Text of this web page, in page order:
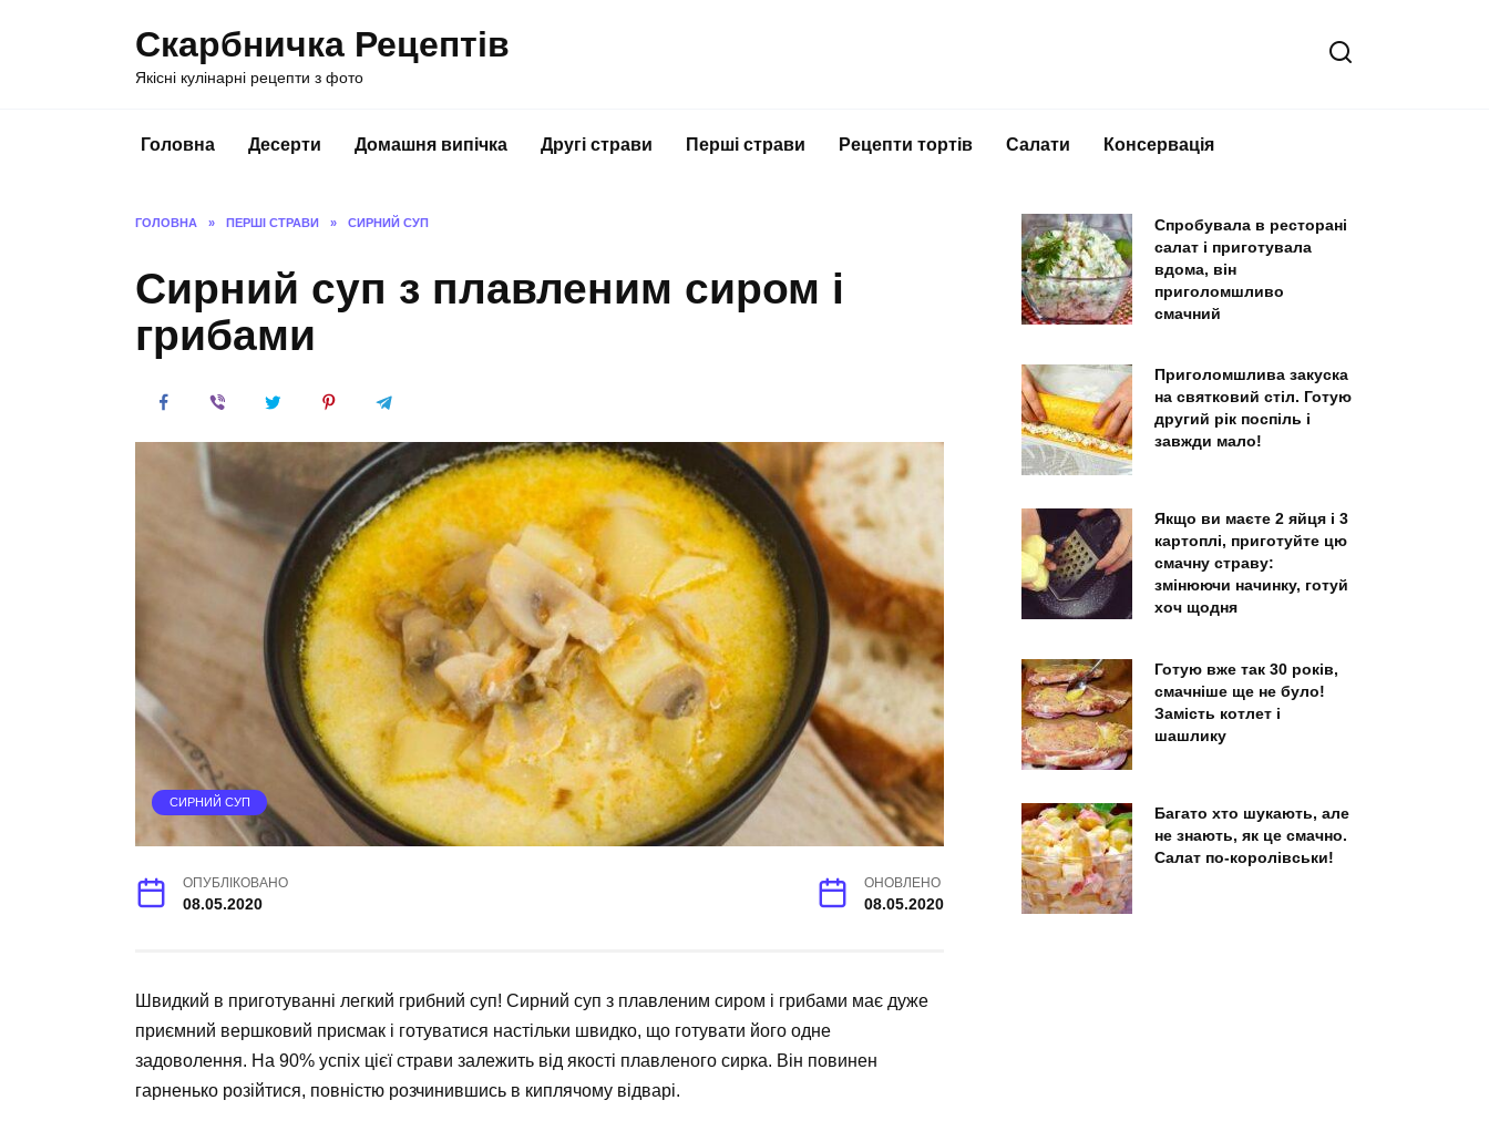
Скарбничка Рецептів
Якісні кулінарні рецепти з фото
Головна Десерти Домашня випічка Другі страви Перші страви Рецепти тортів Салати Консервація
ГОЛОВНА » ПЕРШІ СТРАВИ » СИРНИЙ СУП
Сирний суп з плавленим сиром і
грибами
СИРНИЙ СУП
ОПУБЛІКОВАНО
08.05.2020
ОНОВЛЕНО
08.05.2020
Швидкий в приготуванні легкий грибний суп! Сирний суп з плавленим сиром і грибами має дуже
приємний вершковий присмак і готуватися настільки швидко, що готувати його одне
задоволення. На 90% успіх цієї страви залежить від якості плавленого сирка. Він повинен
гарненько розійтися, повністю розчинившись в киплячому відварі.
Спробувала в ресторані
салат і приготувала
вдома, він
приголомшливо
смачний
Приголомшлива закуска
на святковий стіл. Готую
другий рік поспіль і
завжди мало!
Якщо ви маєте 2 яйця і 3
картоплі, приготуйте цю
смачну страву:
змінюючи начинку, готуй
хоч щодня
Готую вже так 30 років,
смачніше ще не було!
Замість котлет і
шашлику
Багато хто шукають, але
не знають, як це смачно.
Салат по-королівськи!